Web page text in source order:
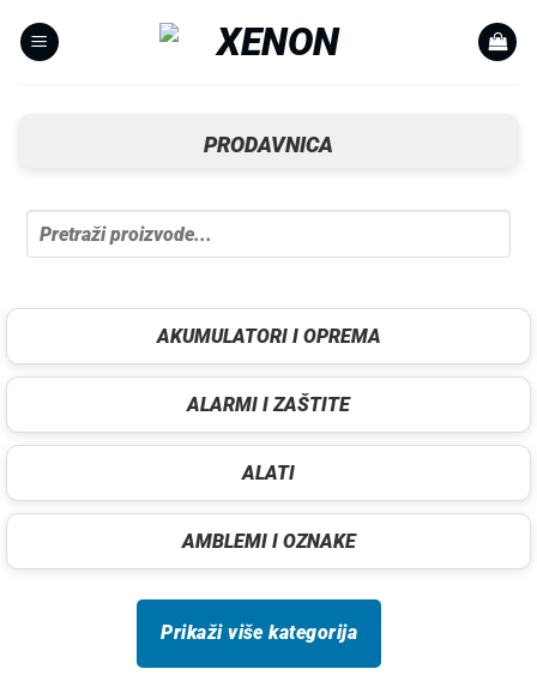
PRODAVNICA
AKUMULATORI I OPREMA
ALARMI I ZAŠTITE
ALATI
AMBLEMI I OZNAKE
Prikaži više kategorija